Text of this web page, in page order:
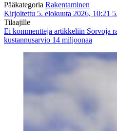
Pääkategoria Rakentaminen
Kirjoitettu 5. elokuuta 2026, 10:21
Tilaajille
Ei kommentteja artikkeliin Sorvoja
kustannusarvio 14 miljoonaa